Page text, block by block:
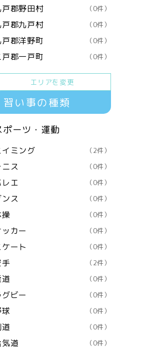
戸郡野田村 （0件）
戸郡九戸村 （0件）
戸郡洋野町 （0件）
戸郡一戸町 （0件）
エリアを変更
習い事の種類
ポーツ・運動
イミング （2件）
ス （0件）
エ （0件）
ンス （0件）
（0件）
カー （0件）
ケート （0件）
（2件）
（0件）
グビー （0件）
（0件）
（0件）
気道 （0件）